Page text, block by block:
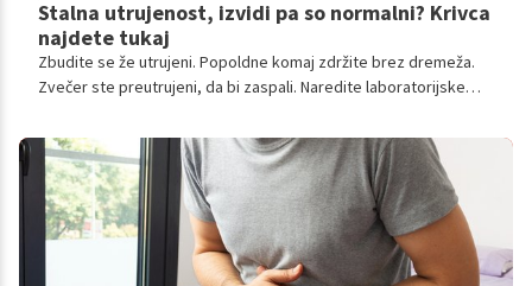
Stalna utrujenost, izvidi pa so normalni? Krivca
najdete tukaj
Zbudite se že utrujeni. Popoldne komaj zdržite brez dremeža.
Zvečer ste preutrujeni, da bi zaspali. Naredite laboratorijske
mogoče?